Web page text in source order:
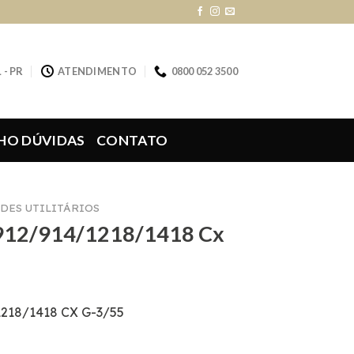
- PR ATENDIMENTO 0800 052 3500
DÚVIDAS CONTATO
UTILITÁRIOS
914/1218/1418 Cx
1418 CX G-3/55